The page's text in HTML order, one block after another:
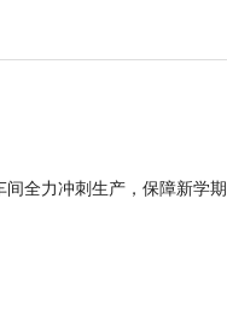
全力冲刺生产，保障新学